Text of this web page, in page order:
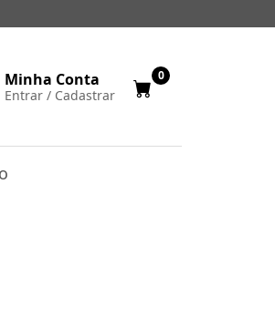
Minha Conta
Entrar / Cadastrar
0